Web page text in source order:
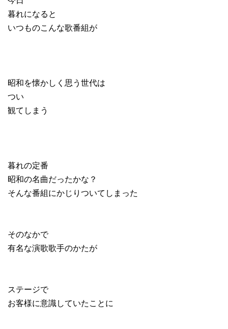
暮れになると
いつものこんな歌番組が
昭和を懐かしく思う世代は
つい
観てしまう
暮れの定番
昭和の名曲だったかな？
そんな番組にかじりついてしまった
そのなかで
有名な演歌歌手のかたが
ステージで
お客様に意識していたことに